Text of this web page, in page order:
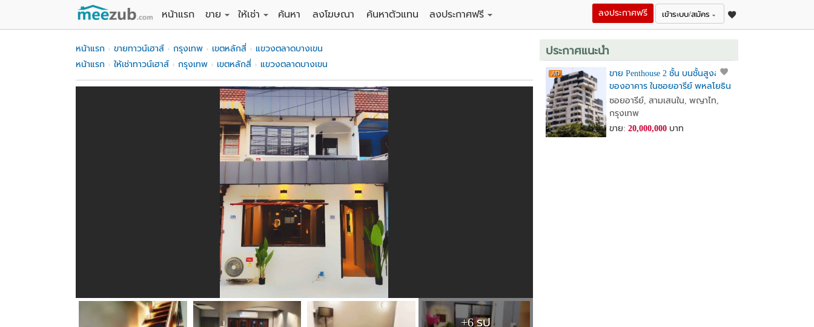
หน้าแรก
ขาย
ขายบ้าน
ขายทาวน์เฮาส์
ขายอพาร์ทเม้นท์ / โรงแรม
ขายอาคารพาณิชย์ / สำนักงาน
ขายโรงงาน / โกดัง
ให้เช่า
ให้เช่าบ้าน
ให้เช่าทาวน์เฮาส์
ให้เช่าอพาร์ทเม้นท์ / โรงแรม
ให้เช่าอาคารพาณิชย์ / สำนักงาน
ให้เช่าโรงงาน / โกดัง
ค้นหา ลงโฆษณา ค้นหาตัวแทน
ลงประกาศฟรี
เข้าระบบ/สมัคร
ลงประกาศฟรี
หน้าแรก ขายทาวน์เฮาส์ กรุงเทพ เขตหลักสี่
แขวงตลาดบางเขน
หน้าแรก
ให้เช่าทาวน์เฮาส์ กรุงเทพ เขตหลักสี่ แขวงตลาดบางเขน
+6 รูป
ประกาศแนะนำ
ขาย Penthouse 2 ชั้น บนชั้นสูงสุด
ของอาคาร ในซอยอารีย์ พหลโยธิน
7
ซอยอารีย์, สามเสนใน, พญาไท,
กรุงเทพ
ขาย: 20,000,000บาท